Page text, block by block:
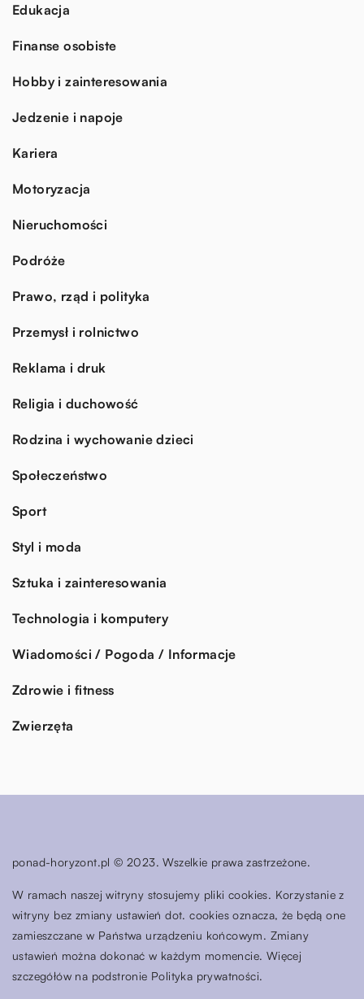
Edukacja
Finanse osobiste
Hobby i zainteresowania
Jedzenie i napoje
Kariera
Motoryzacja
Nieruchomości
Podróże
Prawo, rząd i polityka
Przemysł i rolnictwo
Reklama i druk
Religia i duchowość
Rodzina i wychowanie dzieci
Społeczeństwo
Sport
Styl i moda
Sztuka i zainteresowania
Technologia i komputery
Wiadomości / Pogoda / Informacje
Zdrowie i fitness
Zwierzęta
ponad-horyzont.pl © 2023. Wszelkie prawa zastrzeżone.
W ramach naszej witryny stosujemy pliki cookies. Korzystanie z
witryny bez zmiany ustawień dot. cookies oznacza, że będą one
zamieszczane w Państwa urządzeniu końcowym. Zmiany
ustawień można dokonać w każdym momencie. Więcej
szczegółów na podstronie Polityka prywatności.